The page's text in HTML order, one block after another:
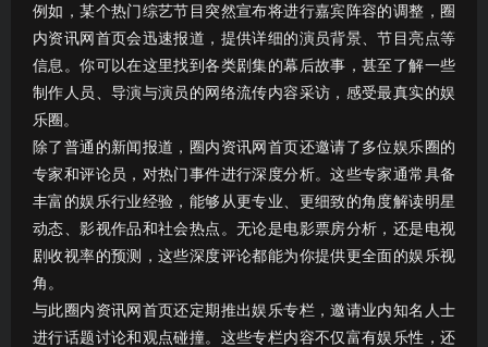
例如，某个热门综艺节目突然宣布将进行嘉宾阵容的调整，圈
内资讯网首页会迅速报道，提供详细的演员背景、节目亮点等
信息。你可以在这里找到各类剧集的幕后故事，甚至了解一些
制作人员、导演与演员的网络流传内容采访，感受最真实的娱
乐圈。
除了普通的新闻报道，圈内资讯网首页还邀请了多位娱乐圈的
专家和评论员，对热门事件进行深度分析。这些专家通常具备
丰富的娱乐行业经验，能够从更专业、更细致的角度解读明星
动态、影视作品和社会热点。无论是电影票房分析，还是电视
剧收视率的预测，这些深度评论都能为你提供更全面的娱乐视
角。
与此圈内资讯网首页还定期推出娱乐专栏，邀请业内知名人士
进行话题讨论和观点碰撞。这些专栏内容不仅富有娱乐性，还